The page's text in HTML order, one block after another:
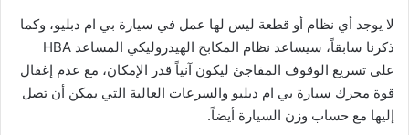
لا يوجد أي نظام أو قطعة ليس لها عمل في سيارة بي ام دبليو، وكما
على تسريع الوقوف المفاجئ ليكون آنياً قدر الإمكان، مع عدم إغفال
قوة محرك سيارة بي ام دبليو والسرعات العالية التي يمكن أن تصل
إليها مع حساب وزن السيارة أيضاً.